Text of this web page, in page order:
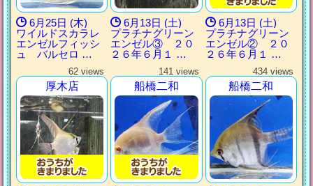
6月25日 (木)
ワイルドスカラレ
エンゼルフィッシ
ュ バルセロ …
6月13日 (土)
プラチナグリーン
エンゼル③ ２０
２６年６月１ …
6月13日 (土)
プラチナグリーン
エンゼル② ２０
２６年６月１ …
62 views
厚木店
141 views
船橋二和
434 views
船橋二和